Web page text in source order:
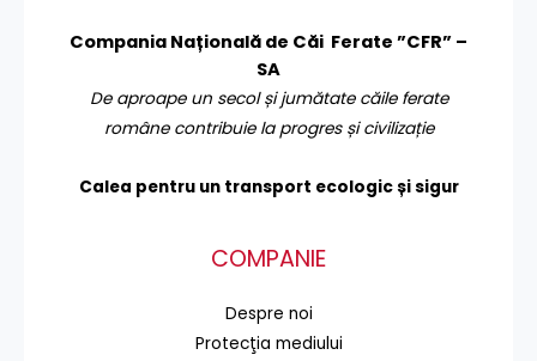
Compania Națională de Căi Ferate ”CFR” –
SA
De aproape un secol și jumătate căile ferate
române contribuie la progres și civilizație
Calea pentru un transport ecologic și sigur
COMPANIE
Despre noi
Protecţia mediului